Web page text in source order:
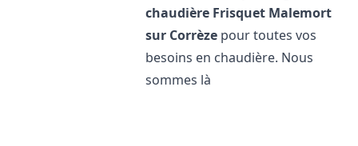
chaudière Frisquet Malemort
sur Corrèze pour toutes vos
besoins en chaudière. Nous
sommes là